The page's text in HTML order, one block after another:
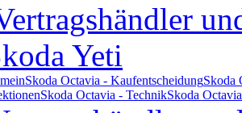
Yeti
Skoda Octavia - KaufentscheidungSkoda
Skoda Octavia - TechnikSkoda